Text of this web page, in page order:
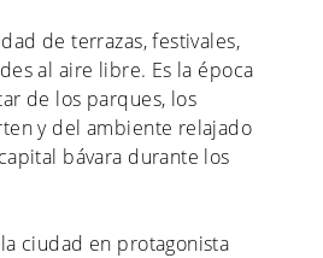
de terrazas, festivales,
al aire libre. Es la época
de los parques, los
y del ambiente relajado
bávara durante los
ciudad en protagonista